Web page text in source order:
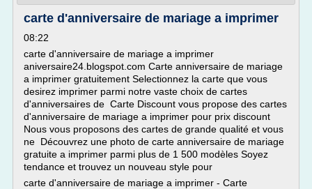
carte d'anniversaire de mariage a imprimer
08:22
carte d'anniversaire de mariage a imprimer
aniversaire24.blogspot.com Carte anniversaire de mariage
a imprimer gratuitement Selectionnez la carte que vous
desirez imprimer parmi notre vaste choix de cartes
d'anniversaires de Carte Discount vous propose des cartes
d'anniversaire de mariage a imprimer pour prix discount
Nous vous proposons des cartes de grande qualité et vous
ne Découvrez une photo de carte anniversaire de mariage
gratuite a imprimer parmi plus de 1 500 modèles Soyez
tendance et trouvez un nouveau style pour
carte d'anniversaire de mariage a imprimer - Carte